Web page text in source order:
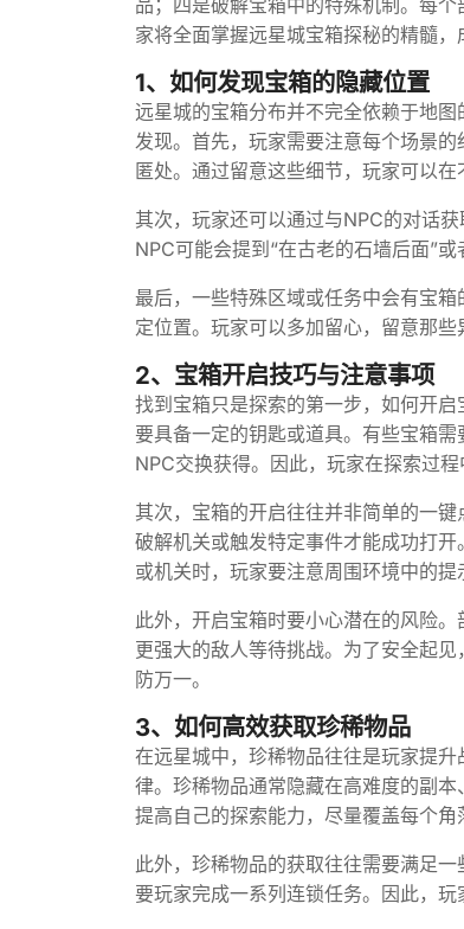
品；四是破解宝箱中的特殊机制。每
家将全面掌握远星城宝箱探秘的精髓，
1、如何发现宝箱的隐藏位置
远星城的宝箱分布并不完全依赖于地
发现。首先，玩家需要注意每个场景
匿处。通过留意这些细节，玩家可以在
其次，玩家还可以通过与NPC的对话
NPC可能会提到“在古老的石墙后面”
最后，一些特殊区域或任务中会有宝
定位置。玩家可以多加留心，留意那些
2、宝箱开启技巧与注意事项
找到宝箱只是探索的第一步，如何开
要具备一定的钥匙或道具。有些宝箱
NPC交换获得。因此，玩家在探索过
其次，宝箱的开启往往并非简单的一
破解机关或触发特定事件才能成功打
或机关时，玩家要注意周围环境中的提
此外，开启宝箱时要小心潜在的风险
更强大的敌人等待挑战。为了安全起
防万一。
3、如何高效获取珍稀物品
在远星城中，珍稀物品往往是玩家提
律。珍稀物品通常隐藏在高难度的副
提高自己的探索能力，尽量覆盖每个角
此外，珍稀物品的获取往往需要满足
要玩家完成一系列连锁任务。因此，